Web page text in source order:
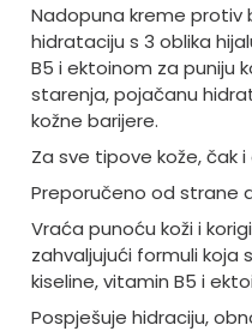
Nadopuna kreme protiv
hidrataciju s 3 oblika
B5 i ektoinom za puniju
starenja, pojačanu
kožne barijere.
Za sve tipove kože, čak i
Preporučeno od strane
Vraća punoću koži i
zahvaljujući formuli koja
kiseline, vitamin B5 i
Pospješuje hidraciju,